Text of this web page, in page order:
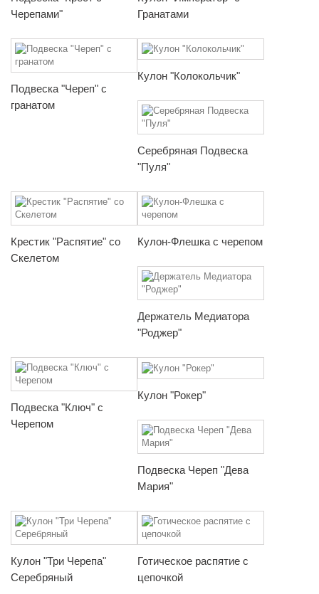
Черепами"
Гранатами
Подвеска "Череп" с
гранатом
Кулон "Колокольчик"
Серебряная Подвеска
"Пуля"
Крестик "Распятие" со
Скелетом
Кулон-Флешка с черепом
Держатель Медиатора
"Роджер"
Подвеска "Ключ" с
Черепом
Кулон "Рокер"
Подвеска Череп "Дева
Мария"
Кулон "Три Черепа"
Серебряный
Готическое распятие с
цепочкой